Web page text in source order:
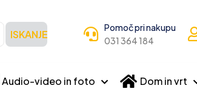
ISKANJE
Pomoč pri nakupu
031 364 184
Audio-video in foto Dom in vrt